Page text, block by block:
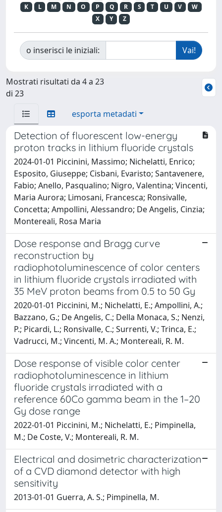
K
L M N O P Q R S T U V
W
X
Y Z
o inserisci le iniziali:
Mostrati risultati da 4 a 23
di 23
esporta metadati
Detection of fluorescent low-energy
proton tracks in lithium fluoride crystals
2024-01-01 Piccinini, Massimo; Nichelatti, Enrico;
Esposito, Giuseppe; Cisbani, Evaristo; Santavenere,
Fabio; Anello, Pasqualino; Nigro, Valentina; Vincenti,
Maria Aurora; Limosani, Francesca; Ronsivalle,
Concetta; Ampollini, Alessandro; De Angelis, Cinzia;
Montereali, Rosa Maria
Dose response and Bragg curve
reconstruction by
radiophotoluminescence of color centers
in lithium fluoride crystals irradiated with
35 MeV proton beams from 0.5 to 50 Gy
2020-01-01 Piccinini, M.; Nichelatti, E.; Ampollini, A.;
Bazzano, G.; De Angelis, C.; Della Monaca, S.; Nenzi,
P.; Picardi, L.; Ronsivalle, C.; Surrenti, V.; Trinca, E.;
Vadrucci, M.; Vincenti, M. A.; Montereali, R. M.
Dose response of visible color center
radiophotoluminescence in lithium
fluoride crystals irradiated with a
reference 60Co gamma beam in the 1–20
Gy dose range
2022-01-01 Piccinini, M.; Nichelatti, E.; Pimpinella,
M.; De Coste, V.; Montereali, R. M.
Electrical and dosimetric characterization
of a CVD diamond detector with high
sensitivity
2013-01-01 Guerra, A. S.; Pimpinella, M.